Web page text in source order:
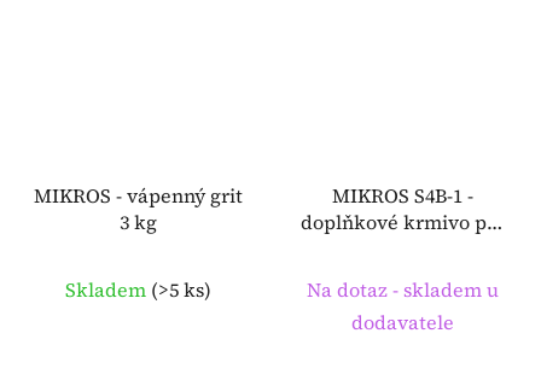
MIKROS - vápenný grit
3 kg
Skladem (>5 ks)
MIKROS S4B-1 -
doplňkové krmivo pro
Na dotaz - skladem u
dodavatele